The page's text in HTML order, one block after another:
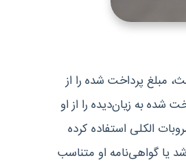
مبلغ پرداخت شده را از
شده به زیان‌دیده را از او
الکلی استفاده کرده
یا گواهی‌نامه او متناسب